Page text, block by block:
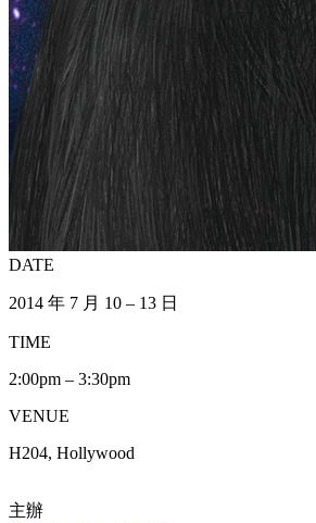
DATE
2014 年 7 月 10 – 13 日
TIME
2:00pm – 3:30pm
VENUE
H204, Hollywood
主辦